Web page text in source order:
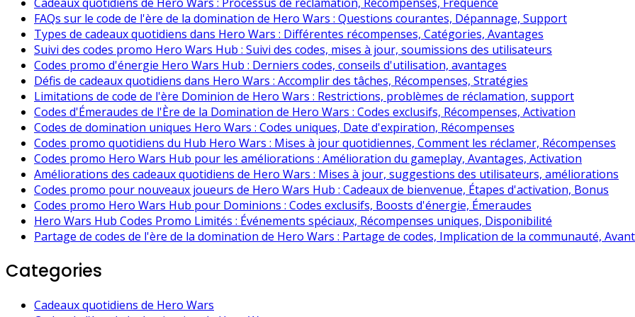
FAQs sur le code de l'ère de la domination de Hero Wars : Questions courantes, Dépannage, Support
Types de cadeaux quotidiens dans Hero Wars : Différentes récompenses, Catégories, Avantages
Suivi des codes promo Hero Wars Hub : Suivi des codes, mises à jour, soumissions des utilisateurs
Codes promo d'énergie Hero Wars Hub : Derniers codes, conseils d'utilisation, avantages
Défis de cadeaux quotidiens dans Hero Wars : Accomplir des tâches, Récompenses, Stratégies
Limitations de code de l'ère Dominion de Hero Wars : Restrictions, problèmes de réclamation, support
Codes d'Émeraudes de l'Ère de la Domination de Hero Wars : Codes exclusifs, Récompenses, Activation
Codes de domination uniques Hero Wars : Codes uniques, Date d'expiration, Récompenses
Codes promo quotidiens du Hub Hero Wars : Mises à jour quotidiennes, Comment les réclamer, Récompenses
Codes promo Hero Wars Hub pour les améliorations : Amélioration du gameplay, Avantages, Activation
Améliorations des cadeaux quotidiens de Hero Wars : Mises à jour, suggestions des utilisateurs, améliorations
Codes promo pour nouveaux joueurs de Hero Wars Hub : Cadeaux de bienvenue, Étapes d'activation, Bonus
Codes promo Hero Wars Hub pour Dominions : Codes exclusifs, Boosts d'énergie, Émeraudes
Hero Wars Hub Codes Promo Limités : Événements spéciaux, Récompenses uniques, Disponibilité
Partage de codes de l'ère de la domination de Hero Wars : Partage de codes, Implication de la communauté,
Categories
Cadeaux quotidiens de Hero Wars